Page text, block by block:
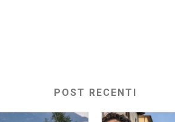
POST RECENTI